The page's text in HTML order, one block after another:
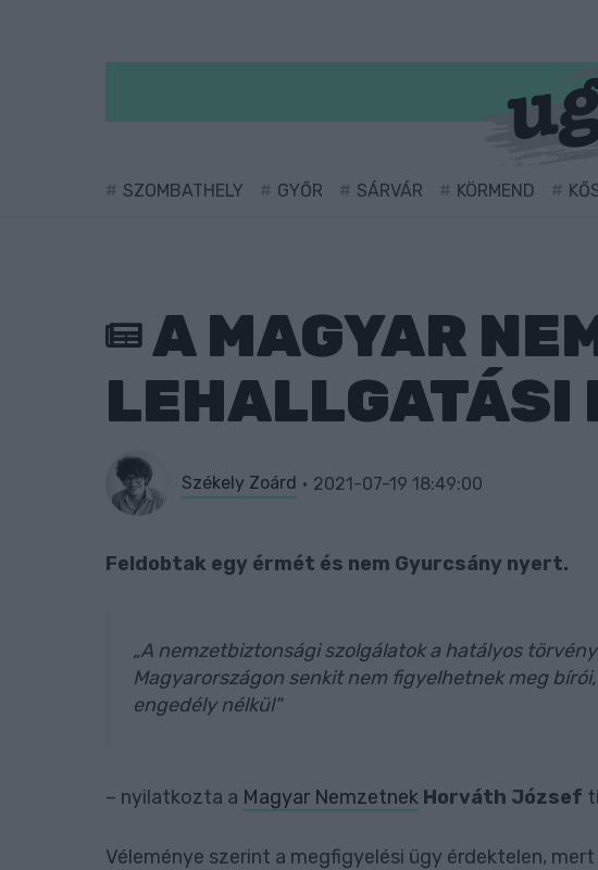
SZOMBATHELY GYŐR SÁRVÁR KÖRMEND
A MAGYAR
LEHALLGATÁSI
Székely Zoárd 2021-07-19 18:49:00
Feldobtak egy érmét és nem Gyurcsány nyert.
„A nemzetbiztonsági szolgálatok a hatályos
Magyarországon senkit nem figyelhetnek meg
engedély nélkül"
– nyilatkozta a Magyar Nemzetnek Horváth József
Véleménye szerint a megfigyelési ügy érdektelen, mert